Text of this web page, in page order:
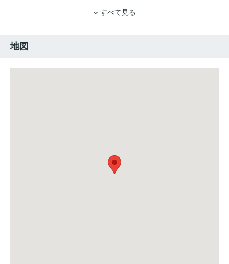
すべて見る
地図